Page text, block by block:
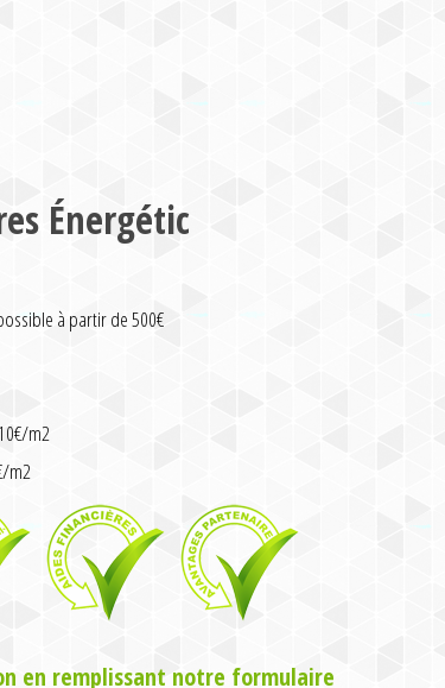
Énergétic
à partir de 500€
m2
m2
en remplissant notre formulaire